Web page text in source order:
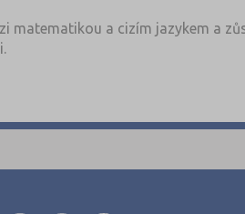
matematikou a cizím jazykem a